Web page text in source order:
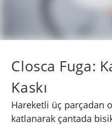
Closca Fuga:
Kaskı
Hareketli üç parçadan
katlanarak çantada